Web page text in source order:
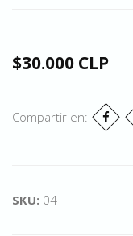
$30.000 CLP
Compartir en:
SKU: 04